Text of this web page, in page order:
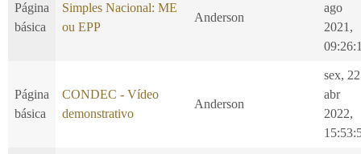
Página
básica
Simples Nacional: ME
ou EPP
Anderson
ago
2021,
Página
básica
CONDEC - Vídeo
demonstrativo
Anderson
sex, 22
abr
2022,